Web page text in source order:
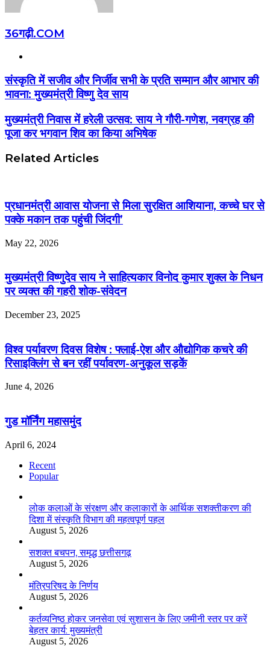
36गढ़ी.COM
संस्कृति में सजीव और निर्जीव सभी के प्रति सम्मान और आभार की
भावना: मुख्यमंत्री विष्णु देव साय
मुख्यमंत्री निवास में हरेली उत्सव: साय ने गौरी-गणेश, नवग्रह की
पूजा कर भगवान शिव का किया अभिषेक
Related Articles
प्रधानमंत्री आवास योजना से मिला सुरक्षित आशियाना, कच्चे घर से
पक्के मकान तक पहुंची जिंदगी’
May 22, 2026
मुख्यमंत्री विष्णुदेव साय ने साहित्यकार विनोद कुमार शुक्ल के निधन
पर व्यक्त की गहरी शोक-संवेदन
December 23, 2025
विश्व पर्यावरण दिवस विशेष : फ्लाई-ऐश और औद्योगिक कचरे की
रिसाइक्लिंग से बन रहीं पर्यावरण-अनुकूल सड़कें
June 4, 2026
गुड मॉर्निंग महासमुंद
April 6, 2024
Recent
Popular
लोक कलाओं के संरक्षण और कलाकारों के आर्थिक सशक्तीकरण की
दिशा में संस्कृति विभाग की महत्वपूर्ण पहल
August 5, 2026
सशक्त बचपन, समृद्ध छत्तीसगढ़
August 5, 2026
मंत्रिपरिषद के निर्णय
August 5, 2026
कर्तव्यनिष्ठ होकर जनसेवा एवं सुशासन के लिए जमीनी स्तर पर करें
बेहतर कार्य: मुख्यमंत्री
August 5, 2026